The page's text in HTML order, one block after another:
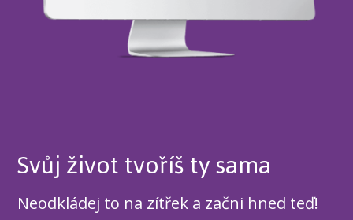
Svůj život tvoříš ty sama
Neodkládej to na zítřek a začni hned teď!